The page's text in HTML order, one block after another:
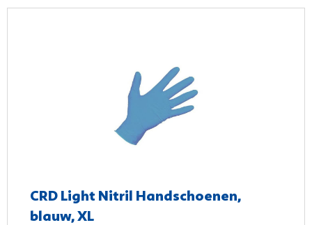
CRD Light Nitril Handschoenen,
blauw, XL